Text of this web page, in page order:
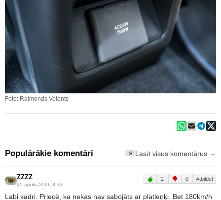
Foto: Raimonds Volonts
Populārākie komentāri 9 Lasīt visus komentārus →
ZZZZ
25.aprīlis 2026 8:33
2 0 Atbildēt
Labi kadri. Priecē, ka nekas nav sabojāts ar platleņķi. Bet 180km/h